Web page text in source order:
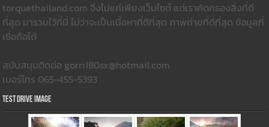
torquethailand.com จึงไม่แค่เพียงเว็บไซต์ แต่เราคัดกรองสิ่งที่ดี
ที่สุด มารวมใว้ที่นี่ ไม่ว่าจะเป็นเนื้อหาที่ดีที่สุด ภาพถ่ายที่ดีที่สุด ข้อมูลที่
เชื่อถือได้
สนับสนุนติดต่อ gorri180sx@hotmail.com
เบอร์โทร 065-455-5393
Test Drive Image